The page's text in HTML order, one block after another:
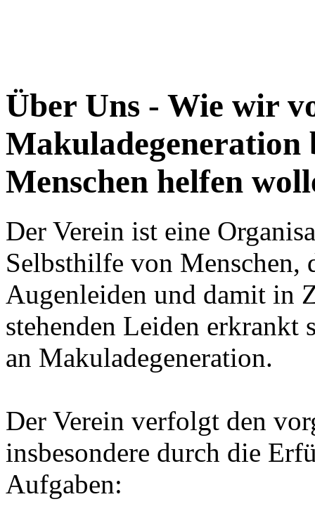
Über Uns - Wie wir
Makuladegeneration
Menschen helfen
Der Verein ist eine
Selbsthilfe von Menschen,
Augenleiden und damit in
stehenden Leiden erkrankt
an Makuladegeneration.
Der Verein verfolgt den
insbesondere durch die
Aufgaben: